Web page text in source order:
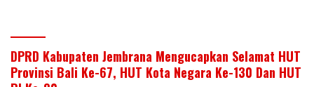
DPRD Kabupaten Jembrana Mengucapkan Selamat HUT
Provinsi Bali Ke-67, HUT Kota Negara Ke-130 Dan HUT